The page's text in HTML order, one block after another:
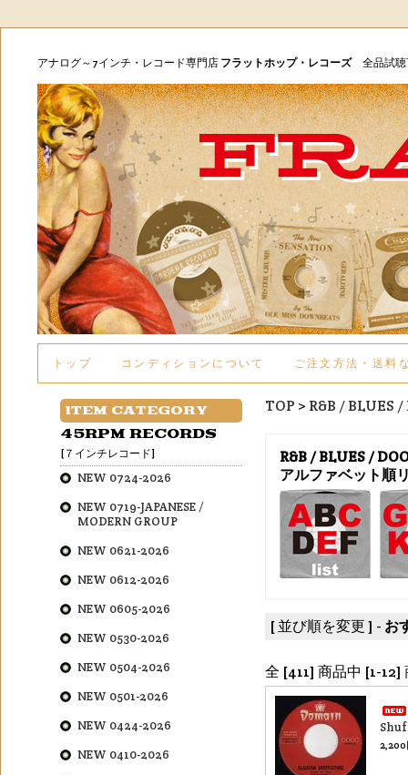
アナログ～7インチ・レコード専門店 フラットホップ・レコーズ全品試
トップ コンディションについて ご注文方法・送料
TOP > R&B / BLUES
R&B / BLUES /
アルファベット順
[ 並び順を変更 ] - お
全 [411] 商品中 [1-
ITEM CATEGORY
45RPM RECORDS
[７インチレコード]
NEW 0724-2026
NEW 0719-JAPANESE /
MODERN GROUP
NEW 0621-2026
NEW 0612-2026
NEW 0605-2026
NEW 0530-2026
NEW 0504-2026
NEW 0501-2026
NEW 0424-2026
NEW 0410-2026